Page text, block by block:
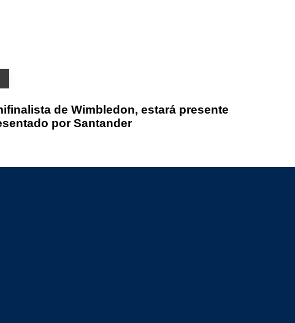
de Wimbledon, estará presente
por Santander